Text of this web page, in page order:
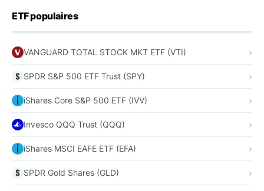
ETF populaires
VANGUARD TOTAL STOCK MKT ETF (VTI)
SPDR S&P 500 ETF Trust (SPY)
iShares Core S&P 500 ETF (IVV)
Invesco QQQ Trust (QQQ)
iShares MSCI EAFE ETF (EFA)
SPDR Gold Shares (GLD)